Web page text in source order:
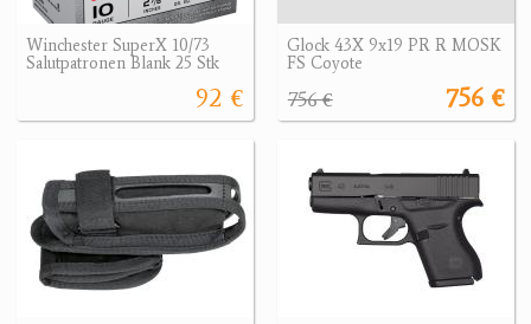
Winchester SuperX 10/73
Salutpatronen Blank 25 Stk
92 €
Glock 43X 9x19 PR R MOSK
FS Coyote
756 €
756 €